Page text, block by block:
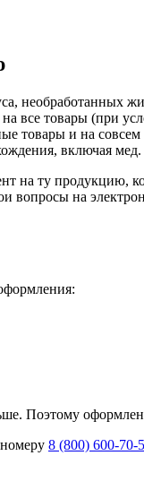
необработанных
все товары (при
товары и на
включая мед.
на ту
вопросы на
Поэтому
8 (800) 600-70-